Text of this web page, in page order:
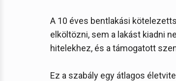
A 10 éves bentlakási
elköltözni, sem a lakást kiadni
hitelekhez, és a támogatott
Ez a szabály egy átlagos